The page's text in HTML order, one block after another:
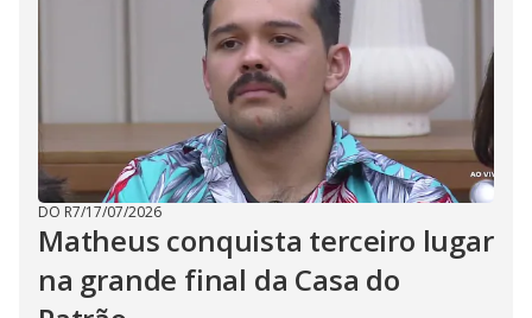
DO R7/17/07/2026
Matheus conquista terceiro lugar
na grande final da Casa do